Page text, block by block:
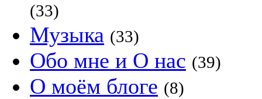
(33)
Музыка (33)
Обо мне и О нас (39)
О моём блоге (8)